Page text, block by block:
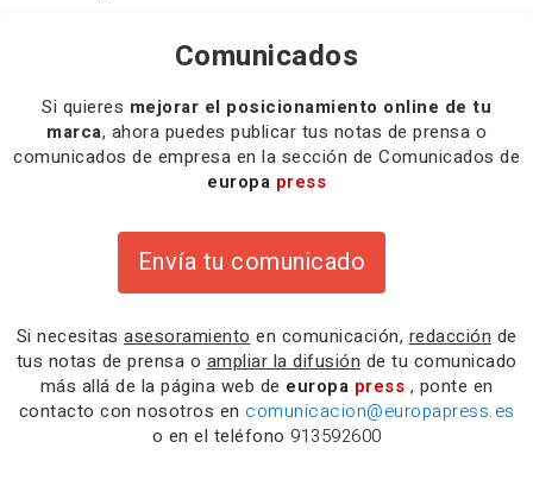
Comunicados
Si quieres mejorar el posicionamiento online de tu
marca, ahora puedes publicar tus notas de prensa o
comunicados de empresa en la sección de Comunicados de
europa press
Envía tu comunicado
Si necesitas asesoramiento en comunicación, redacción de
tus notas de prensa o ampliar la difusión de tu comunicado
más allá de la página web de europa press , ponte en
contacto con nosotros en comunicacion@europapress.es
o en el teléfono 913592600